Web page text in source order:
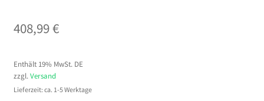
408,99€
Enthält 19% MwSt. DE
zzgl. Versand
Lieferzeit: ca. 1-5 Werktage